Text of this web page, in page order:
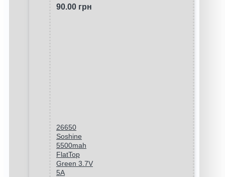
90.00 грн
26650
Soshine
5500mah
FlatTop
Green 3.7V
5A